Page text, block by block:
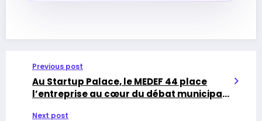
Previous post
Au Startup Palace, le MEDEF 44 place
l’entreprise au cœur du débat municipal
Next post